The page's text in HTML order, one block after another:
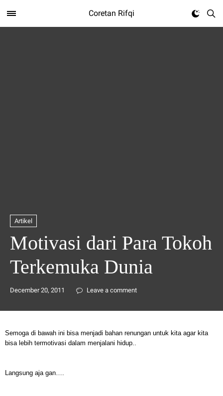
Coretan Rifqi
Artikel
Motivasi dari Para Tokoh
Terkemuka Dunia
December 20, 2011 Leave a comment
Semoga di bawah ini bisa menjadi bahan renungan untuk kita agar kita
bisa lebih termotivasi dalam menjalani hidup..
Langsung aja gan….